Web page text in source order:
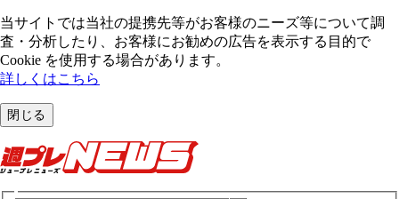
当サイトでは当社の提携先等がお客様のニーズ等について調
査・分析したり、お客様にお勧めの広告を表⽰する⽬的で
Cookie を使⽤する場合があります。
詳しくはこちら
閉じる